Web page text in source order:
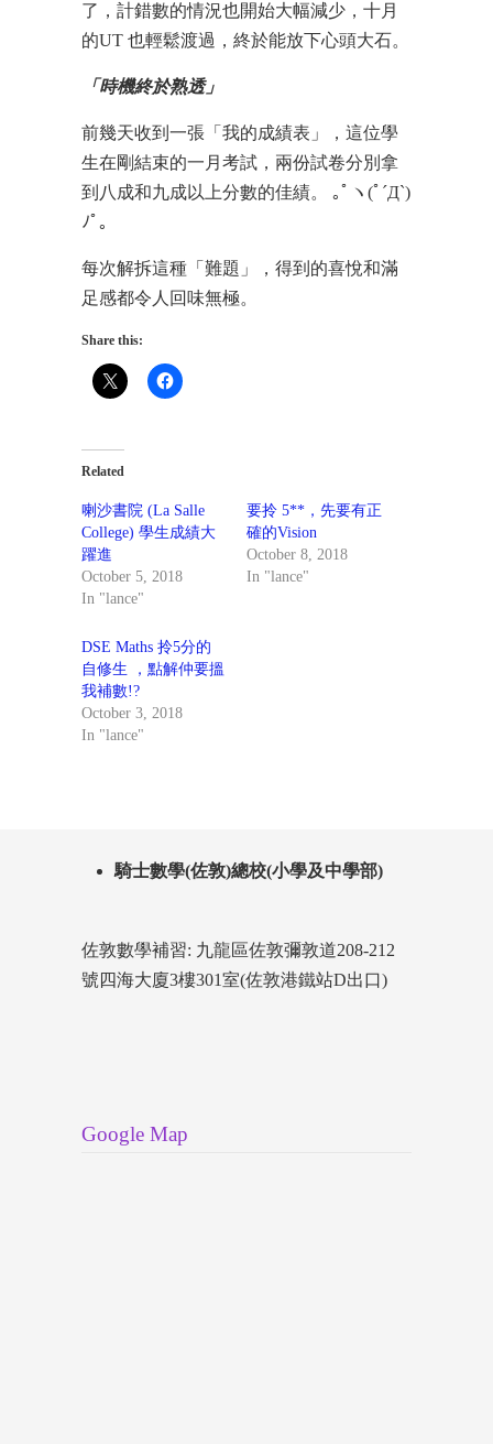
了，計錯數的情況也開始大幅減少，十月
的UT 也輕鬆渡過，終於能放下心頭大石。
「時機終於熟透」
前幾天收到一張「我的成績表」，這位學
生在剛結束的一月考試，兩份試卷分別拿
到八成和九成以上分數的佳績。 ｡ﾟヽ(ﾟ´Д`)
ﾉﾟ｡
每次解拆這種「難題」，得到的喜悅和滿
足感都令人回味無極。
Share this:
Related
喇沙書院 (La Salle
College) 學生成績大
躍進
October 5, 2018
In "lance"
要拎 5**，先要有正
確的Vision
October 8, 2018
In "lance"
DSE Maths 拎5分的
自修生 ，點解仲要搵
我補數!?
October 3, 2018
In "lance"
騎士數學(佐敦)總校(小學及中學部)
佐敦數學補習: 九龍區佐敦彌敦道208-212
號四海大廈3樓301室(佐敦港鐵站D出口)
Google Map